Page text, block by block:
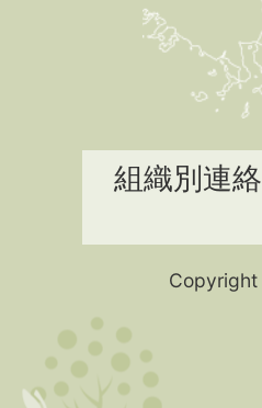
組織別連
Copyright